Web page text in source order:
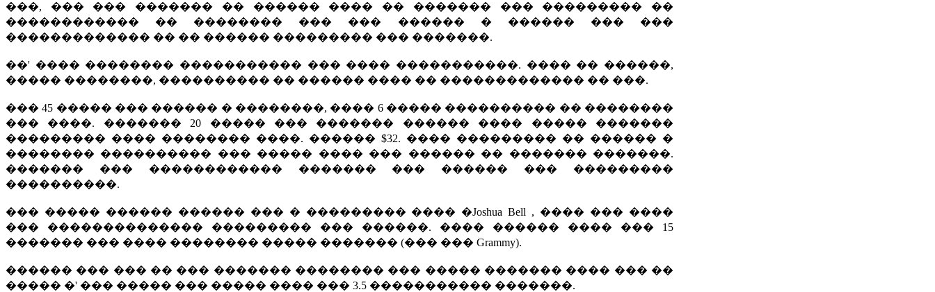
���, ��� ��� ������� �� ������ ���� �� ������� ��� ��������� ��
������������ �� �������� ��� ��� ������ � ������ ��� ���
������������� �� �� ������ ��������� ��� �������.
��' ���� �������� ����������� ��� ���� �����������. ���� �� ������,
����� ��������, ���������� �� ������ ���� �� ������������� �� ���.
��� 45 ����� ��� ������ � ��������, ���� 6 ����� ���������� �� ��������
��� ����. ������� 20 ����� ��� ������� ������ ���� ����� �������
��������� ���� �������� ����. ������ $32. ���� ��������� �� ������ �
�������� ���������� ��� ����� ���� ��� ������ �� ������� �������.
������� ��� ������������ ������� ��� ������ ��� ���������
����������.
��� ����� ������ ������ ��� � ��������� ���� �Joshua Bell , ���� ��� ����
��� �������������� ��������� ��� ������. ���� ������ ���� ��� 15
������� ��� ���� �������� ����� ������� (��� ��� Grammy).
������ ��� ��� �� ��� ������� �������� ��� ����� ������� ���� ��� ��
����� �' ��� ����� ��� ����� ���� ��� 3.5 ����������� �������.